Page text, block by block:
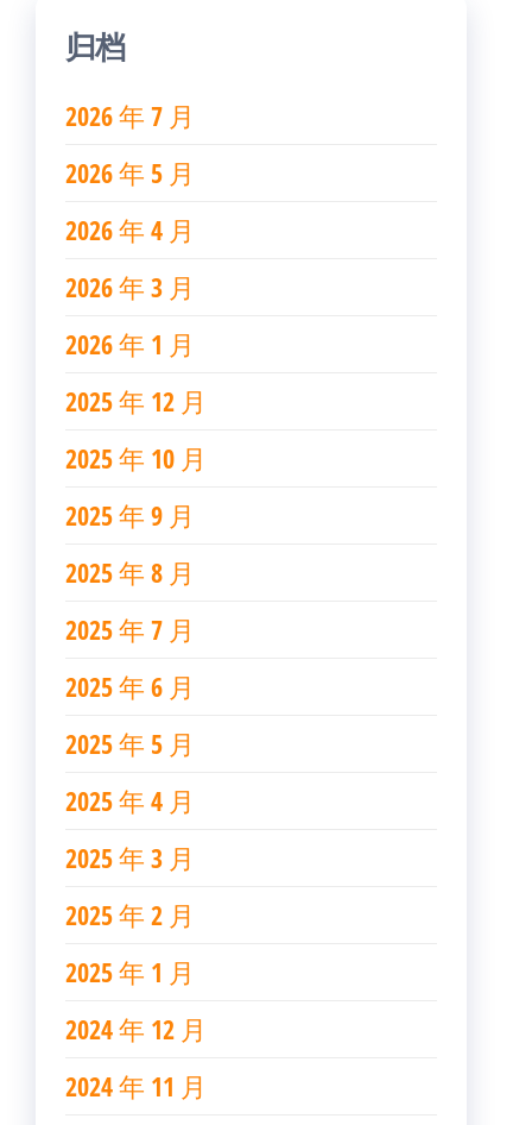
归档
2026 年 7 月
2026 年 5 月
2026 年 4 月
2026 年 3 月
2026 年 1 月
2025 年 12 月
2025 年 10 月
2025 年 9 月
2025 年 8 月
2025 年 7 月
2025 年 6 月
2025 年 5 月
2025 年 4 月
2025 年 3 月
2025 年 2 月
2025 年 1 月
2024 年 12 月
2024 年 11 月